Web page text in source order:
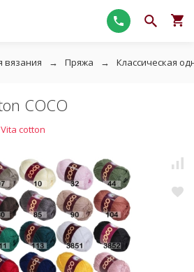
вязания Пряжа Классическая
COCO
Vita cotton